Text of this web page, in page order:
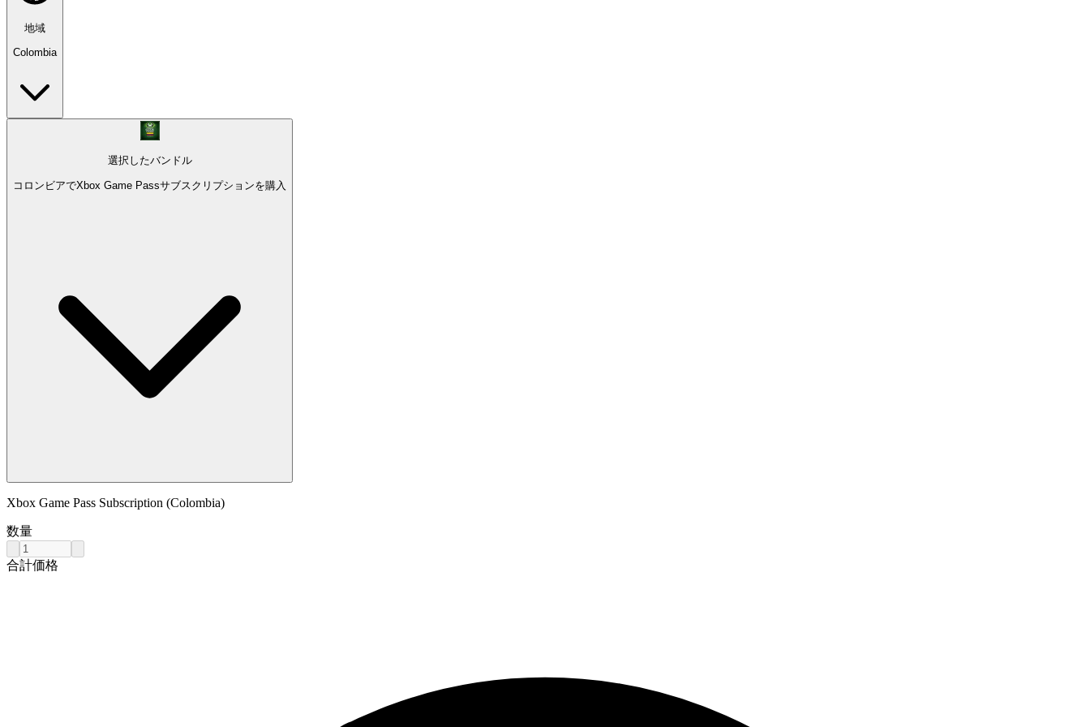
地域
Colombia
選択したバンドル
コロンビアでXbox Game Passサブスクリプションを購入
Xbox Game Pass Subscription (Colombia)
数量
合計価格